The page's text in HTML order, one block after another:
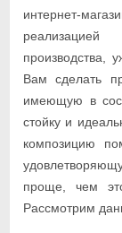
интернет-
производства,
Вам сделать
имеющую в
стойку и
композицию
проще, чем
Рассмотрим